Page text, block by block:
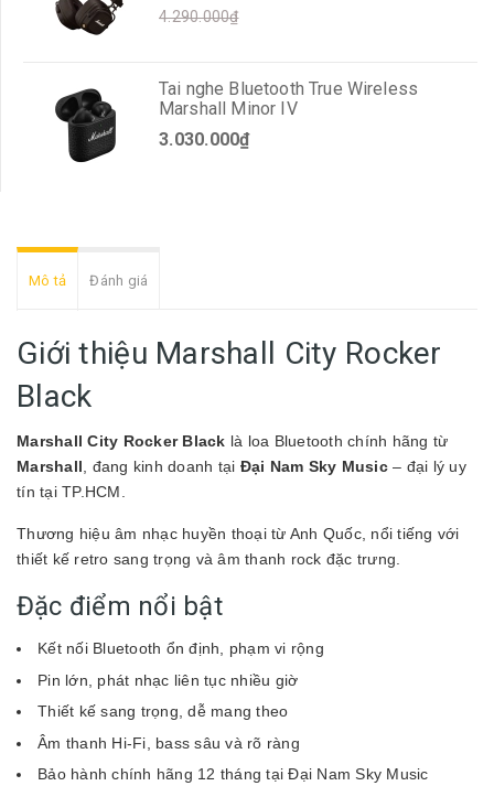
4.290.000₫
Tai nghe Bluetooth True Wireless
Marshall Minor IV
3.030.000₫
Mô tả Đánh giá
Giới thiệu Marshall City Rocker
Black
Marshall City Rocker Black là loa Bluetooth chính hãng từ
Marshall , đang kinh doanh tại Đại Nam Sky Music– đại lý uy
tín tại TP.HCM.
Thương hiệu âm nhạc huyền thoại từ Anh Quốc, nổi tiếng với
thiết kế retro sang trọng và âm thanh rock đặc trưng.
Đặc điểm nổi bật
Kết nối Bluetooth ổn định, phạm vi rộng
Pin lớn, phát nhạc liên tục nhiều giờ
Thiết kế sang trọng, dễ mang theo
Âm thanh Hi-Fi, bass sâu và rõ ràng
Bảo hành chính hãng 12 tháng tại Đại Nam Sky Music